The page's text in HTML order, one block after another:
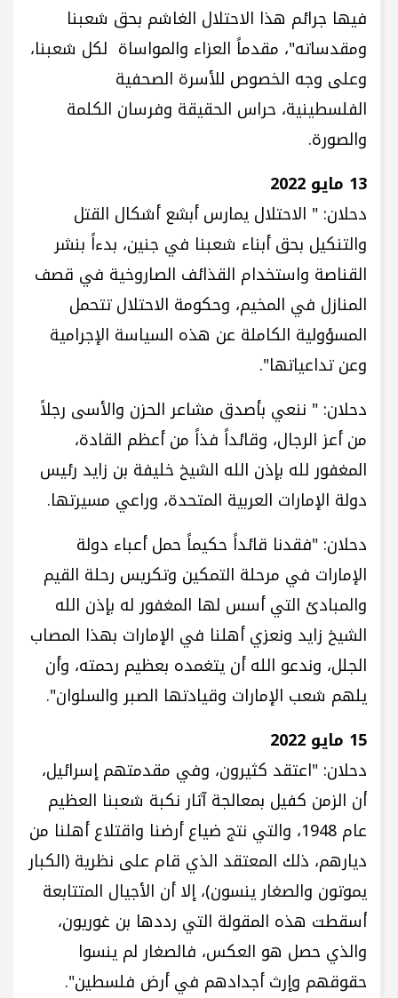
فيها جرائم هذا الاحتلال الغاشم بحق شعبنا
ومقدساته"، مقدماً العزاء والمواساة لكل شعبنا،
وعلى وجه الخصوص للأسرة الصحفية
الفلسطينية، حراس الحقيقة وفرسان الكلمة
والصورة.
13 مايو 2022
دحلان: " الاحتلال يمارس أبشع أشكال القتل
والتنكيل بحق أبناء شعبنا في جنين، بدءاً بنشر
القناصة واستخدام القذائف الصاروخية في قصف
المنازل في المخيم، وحكومة الاحتلال تتحمل
المسؤولية الكاملة عن هذه السياسة الإجرامية
وعن تداعياتها".
دحلان: " ننعي بأصدق مشاعر الحزن والأسى رجلاً
من أعز الرجال، وقائداً فذاً من أعظم القادة،
المغفور لله بإذن الله الشيخ خليفة بن زايد رئيس
دولة الإمارات العربية المتحدة، وراعي مسيرتها.
دحلان: "فقدنا قائداً حكيماً حمل أعباء دولة
الإمارات في مرحلة التمكين وتكريس رحلة القيم
والمبادئ التي أسس لها المغفور له بإذن الله
الشيخ زايد ونعزي أهلنا في الإمارات بهذا المصاب
الجلل، وندعو الله أن يتغمده بعظيم رحمته، وأن
يلهم شعب الإمارات وقيادتها الصبر والسلوان".
15 مايو 2022
دحلان: "اعتقد كثيرون، وفي مقدمتهم إسرائيل،
أن الزمن كفيل بمعالجة آثار نكبة شعبنا العظيم
عام 1948، والتي نتج ضياع أرضنا واقتلاع أهلنا من
ديارهم، ذلك المعتقد الذي قام على نظرية (الكبار
يموتون والصغار ينسون)، إلا أن الأجيال المتتابعة
أسقطت هذه المقولة التي رددها بن غوريون،
والذي حصل هو العكس، فالصغار لم ينسوا
حقوقهم وإرث أجدادهم في أرض فلسطين".